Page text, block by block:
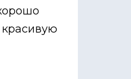
красивую